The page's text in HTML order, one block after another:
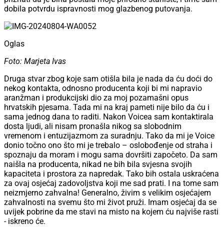
dobila potvrdu ispravnosti mog glazbenog putovanja.
Oglas
Foto: Marjeta Ivas
Druga stvar zbog koje sam otišla bila je nada da ću doći do
nekog kontakta, odnosno producenta koji bi mi napravio
aranžman i produkcijski dio za moj pozamašni opus
hrvatskih pjesama. Tada mi na kraj pameti nije bilo da ću i
sama jednog dana to raditi. Nakon Voicea sam kontaktirala
dosta ljudi, ali nisam pronašla nikog sa slobodnim
vremenom i entuzijazmom za suradnju. Tako da mi je Voice
donio točno ono što mi je trebalo – oslobođenje od straha i
spoznaju da moram i mogu sama dovršiti započeto. Da sam
naišla na producenta, nikad ne bih bila svjesna svojih
kapaciteta i prostora za napredak. Tako bih ostala uskraćena
za ovaj osjećaj zadovoljstva koji me sad prati. I na tome sam
neizmjerno zahvalna! Generalno, živim s velikim osjećajem
zahvalnosti na svemu što mi život pruži. Imam osjećaj da se
uvijek pobrine da me stavi na misto na kojem ću najviše rasti
- iskreno će.